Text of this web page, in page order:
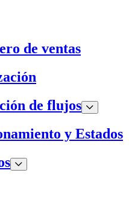
de ventas
de flujos
y Estados